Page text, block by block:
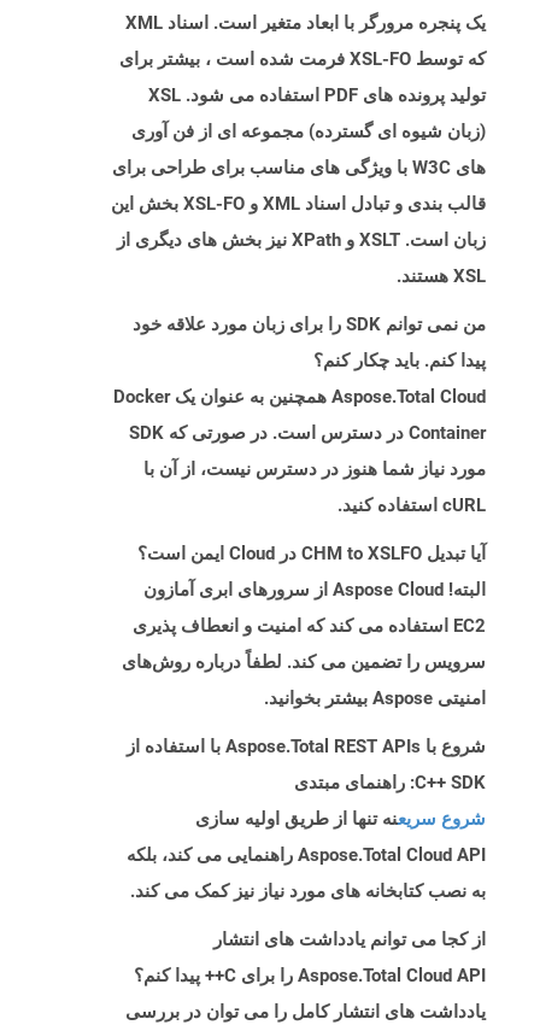
یک پنجره مرورگر با ابعاد متغیر است. اسناد XML
که توسط XSL-FO فرمت شده است ، بیشتر برای
تولید پرونده های PDF استفاده می شود. XSL
(زبان شیوه ای گسترده) مجموعه ای از فن آوری
های W3C با ویژگی های مناسب برای طراحی برای
قالب بندی و تبادل اسناد XML و XSL-FO بخش این
زبان است. XSLT و XPath نیز بخش های دیگری از
XSL هستند.
من نمی توانم SDK را برای زبان مورد علاقه خود
پیدا کنم. باید چکار کنم؟
Aspose.Total Cloud همچنین به عنوان یک Docker
Container در دسترس است. در صورتی که SDK
مورد نیاز شما هنوز در دسترس نیست، از آن با
cURL استفاده کنید.
آیا تبدیل CHM to XSLFO در Cloud ایمن است؟
البته! Aspose Cloud از سرورهای ابری آمازون
EC2 استفاده می کند که امنیت و انعطاف پذیری
سرویس را تضمین می کند. لطفاً درباره روش‌های
امنیتی Aspose بیشتر بخوانید.
شروع با Aspose.Total REST APIs با استفاده از
C++ SDK: راهنمای مبتدی
شروع سریعنه تنها از طریق اولیه سازی
Aspose.Total Cloud API راهنمایی می کند، بلکه
به نصب کتابخانه های مورد نیاز نیز کمک می کند.
از کجا می توانم یادداشت های انتشار
Aspose.Total Cloud API را برای C++ پیدا کنم؟
یادداشت های انتشار کامل را می توان در بررسی